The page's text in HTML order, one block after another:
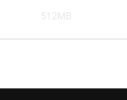
512MB